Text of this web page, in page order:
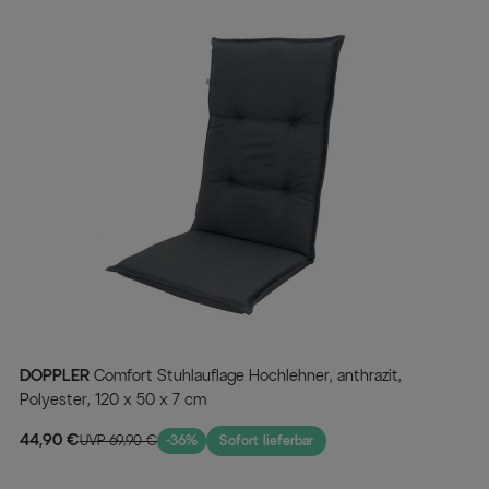
DOPPLER
Polyester, 120 x 50 x 7 cm
44,90 €UVP 69,90 € -36% Sofort lieferbar